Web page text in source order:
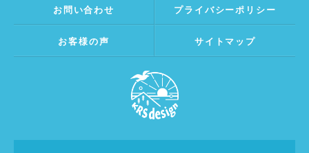
お問い合わせ プライバシーポリシー
お客様の声 サイトマップ